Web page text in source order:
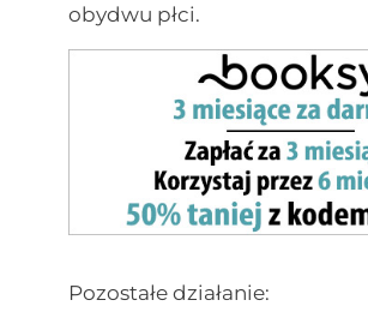
obydwu płci.
Pozostałe działanie: